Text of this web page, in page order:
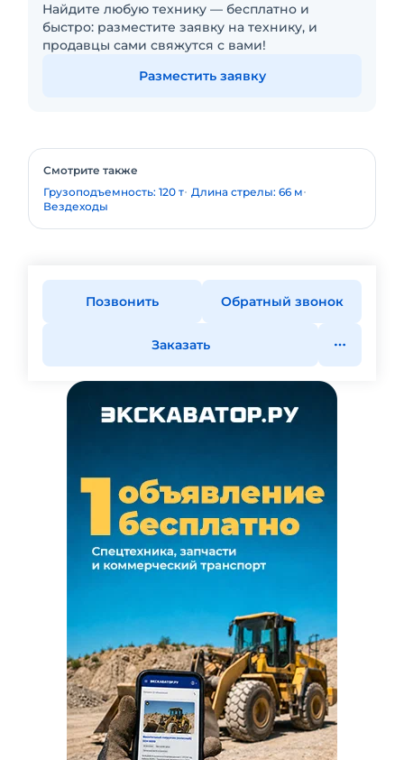
Найдите любую технику — бесплатно и
быстро: разместите заявку на технику, и
продавцы сами свяжутся с вами!
Разместить заявку
Смотрите также
Грузоподъемность: 120 т Длина стрелы: 66 м
Вездеходы
Позвонить Обратный звонок
Заказать